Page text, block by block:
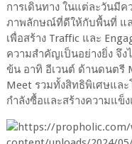
การเดินทาง ในแต่ละวันมีค
ภาพลักษณ์ที่ดีให้กับพื้นที่ แล
เพื่อสร้าง Traffic และ
ความสำคัญเป็นอย่างยิ่ง จึง
ข้น อาทิ อีเวนต์ ด้านดนตรี
Meet รวมทั้งสิทธิพิเศษและ
กำลังซื้อและสร้างความแข็